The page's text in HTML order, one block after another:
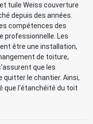
tuile Weiss couverture
depuis des années.
compétences des
professionnelle. Les
être une installation,
de toiture,
que les
le chantier. Ainsi,
que l'étanchéité du toit